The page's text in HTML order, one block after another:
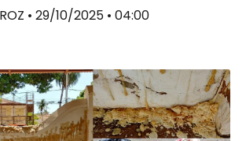
• 29/10/2025 • 04:00